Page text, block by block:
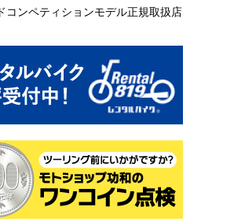
コンペティションモデル正規取扱店